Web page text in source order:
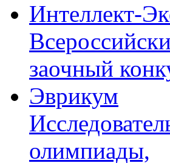
Интеллект-
заочный
Эврикум
олимпиады,